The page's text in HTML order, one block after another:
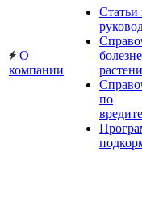
О
компании
Статьи
по